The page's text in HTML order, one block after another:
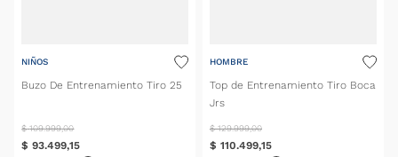
NIÑOS
Buzo De Entrenamiento Tiro 25
$ 109.999,00
$ 93.499,15
HOMBRE
Top de Entrenamiento Tiro Boca
Jrs
$ 129.999,00
$ 110.499,15